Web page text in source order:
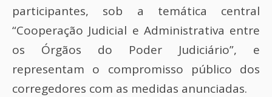
participantes, sob a temática central
“Cooperação Judicial e Administrativa entre
os Órgãos do Poder Judiciário”, e
representam o compromisso público dos
corregedores com as medidas anunciadas.